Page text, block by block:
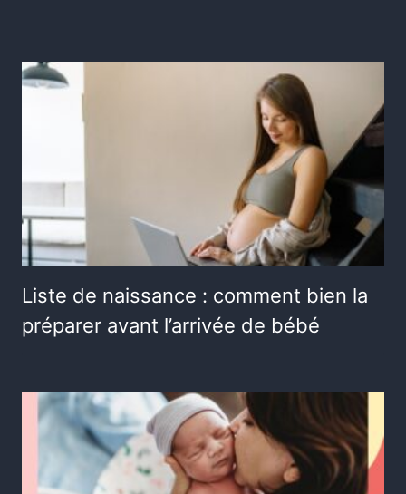
Liste de naissance : comment bien la
préparer avant l’arrivée de bébé